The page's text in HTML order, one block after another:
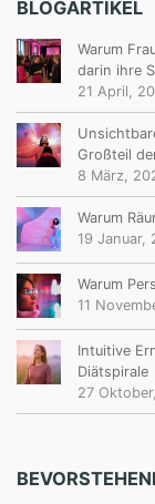
BLOGARTIKEL
Warum
darin ihre
21 April,
Großteil
8 März,
Warum
19 Januar,
Warum
11
Intuitive
Diätspirale
27